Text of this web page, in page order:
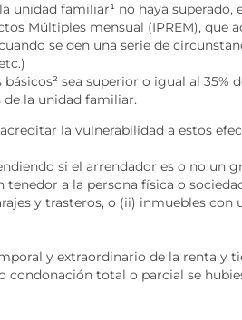
unidad familiar¹ no haya superado,
Múltiples mensual (IPREM), que
se den una serie de
básicos² sea superior o igual al 35%
la unidad familiar.
la vulnerabilidad a estos
si el arrendador es o no un
a la persona física o
y trasteros, o (ii) inmuebles con
y extraordinario de la renta y
condonación total o parcial se